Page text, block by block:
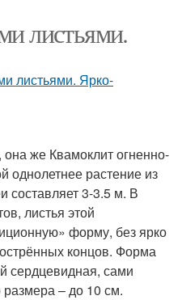
листьями.
же Квамоклит огненно-
однолетнее растение из
составляет 3-3.5 м. В
листья этой
форму, без ярко
концов. Форма
сердцевидная, сами
размера – до 10 см.